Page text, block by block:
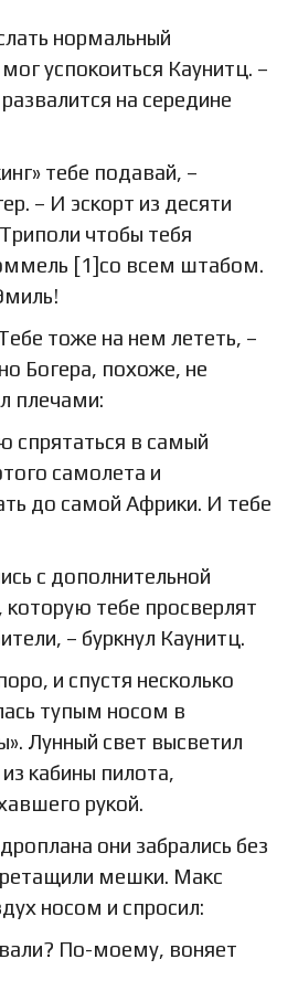
нормальный
мог успокоиться Каунитц. –
на середине
тебе подавай, –
– И эскорт из десяти
чтобы тебя
[1]со всем штабом.
тоже на нем лететь, –
Богера, похоже, не
плечами:
спрятаться в самый
самолета и
до самой Африки. И тебе
с дополнительной
тебе просверлят
– буркнул Каунитц.
и спустя несколько
тупым носом в
Лунный свет высветил
кабины пилота,
рукой.
они забрались без
мешки. Макс
носом и спросил:
По-моему, воняет